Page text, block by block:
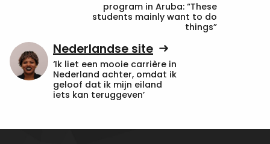
program in Aruba: “These
students mainly want to do
things”
Nederlandse site
‘Ik liet een mooie carrière in
Nederland achter, omdat ik
geloof dat ik mijn eiland
iets kan teruggeven’